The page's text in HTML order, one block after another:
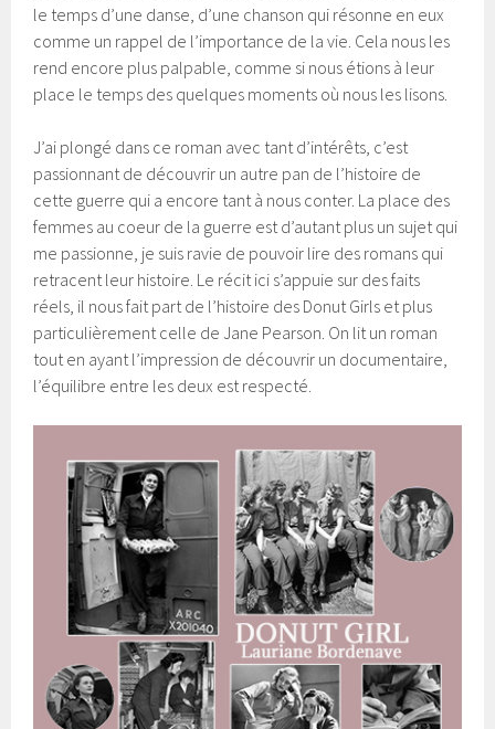
le temps d’une danse, d’une chanson qui résonne en eux
comme un rappel de l’importance de la vie. Cela nous les
rend encore plus palpable, comme si nous étions à leur
place le temps des quelques moments où nous les lisons.
J’ai plongé dans ce roman avec tant d’intérêts, c’est
passionnant de découvrir un autre pan de l’histoire de
cette guerre qui a encore tant à nous conter. La place des
femmes au coeur de la guerre est d’autant plus un sujet qui
me passionne, je suis ravie de pouvoir lire des romans qui
retracent leur histoire. Le récit ici s’appuie sur des faits
réels, il nous fait part de l’histoire des Donut Girls et plus
particulièrement celle de Jane Pearson. On lit un roman
tout en ayant l’impression de découvrir un documentaire,
l’équilibre entre les deux est respecté.